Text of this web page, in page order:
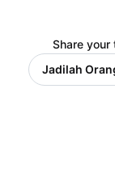
Share
Jadilah